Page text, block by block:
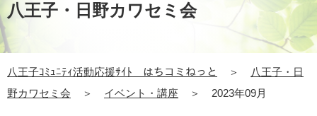
八王子・日野カワセミ会
八王子ｺﾐｭﾆﾃｨ活動応援ｻｲﾄ はちコミねっと ＞
八王子・日
野カワセミ会
＞ イベント・講座 ＞ 2023年09月